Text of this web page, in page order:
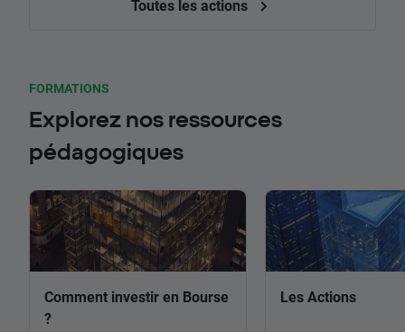
Toutes les actions
FORMATIONS
Explorez nos ressources
pédagogiques
Comment investir en Bourse
?
Les Actions